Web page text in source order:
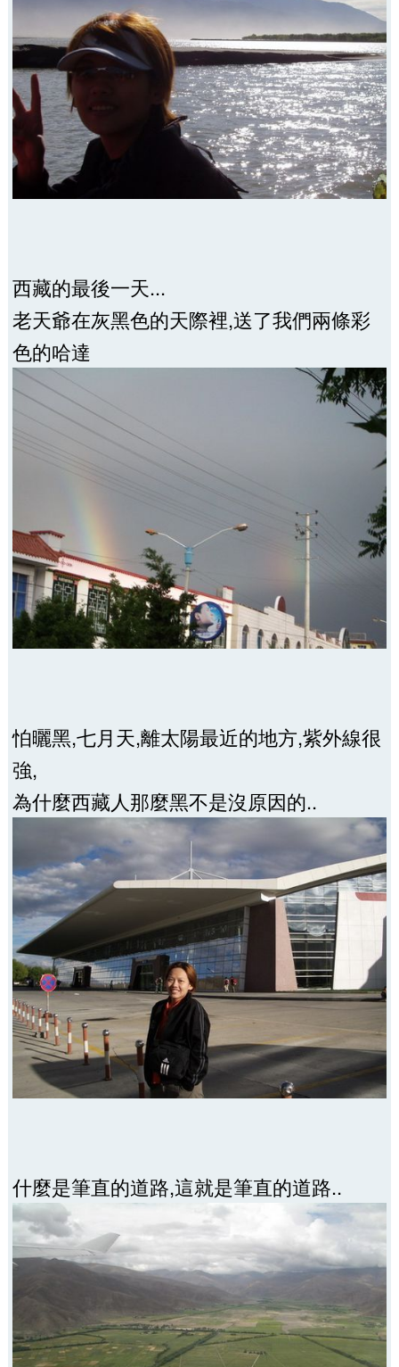
西藏的最後一天...
老天爺在灰黑色的天際裡,送了我們兩條彩
色的哈達
怕曬黑,七月天,離太陽最近的地方,紫外線很
強,
為什麼西藏人那麼黑不是沒原因的..
什麼是筆直的道路,這就是筆直的道路..